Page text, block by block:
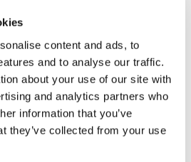
content and ads, to
and to analyse our traffic.
about your use of our site with
and analytics partners who
information that you’ve
they’ve collected from your use
halfgeleider die ferromagnetisme
kristalstructuur en
hoge concentratie aan
heeft mogelijke toepassingen in
spin-injectoren.
van metZngedoteerd indiumoxide
~ 105 S / m) en zelfs
De supergeleidende